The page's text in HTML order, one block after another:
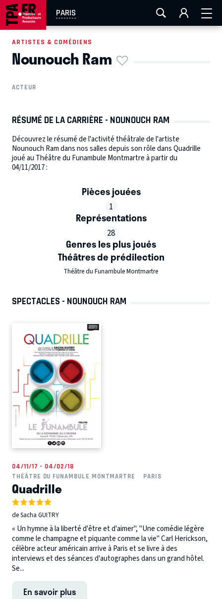
PARIS
AIX-MARSEILLE LA ROCHELLE
EN TOURNÉE
ARTISTES & COMÉDIENS
Nounouch Ram
ACTEUR
RÉSUMÉ DE LA CARRIÈRE - NOUNOUCH RAM
Découvrez le résumé de l'activité théâtrale de l'artiste
Nounouch Ram dans nos salles depuis son rôle dans Quadrille
joué au Théâtre du Funambule Montmartre à partir du
04/11/2017 :
Pièces jouées
1
Représentations
28
Genres les plus joués
Théâtres de prédilection
Théâtre du Funambule Montmartre
SPECTACLES - NOUNOUCH RAM
04/11/17 - 04/02/18
THÉÂTRE DU FUNAMBULE MONTMARTRE
PARIS
Quadrille
de Sacha GUITRY
« Un hymne à la liberté d'être et d'aimer", "Une comédie légère
comme le champagne et piquante comme la vie" Carl Herickson,
célèbre acteur américain arrive à Paris et se livre à des
interviews et des séances d'autographes dans un grand hôtel.
Se...
En savoir plus